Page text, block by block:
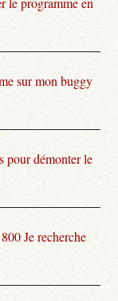
sur mon buggy
pour démonter le
Je recherche